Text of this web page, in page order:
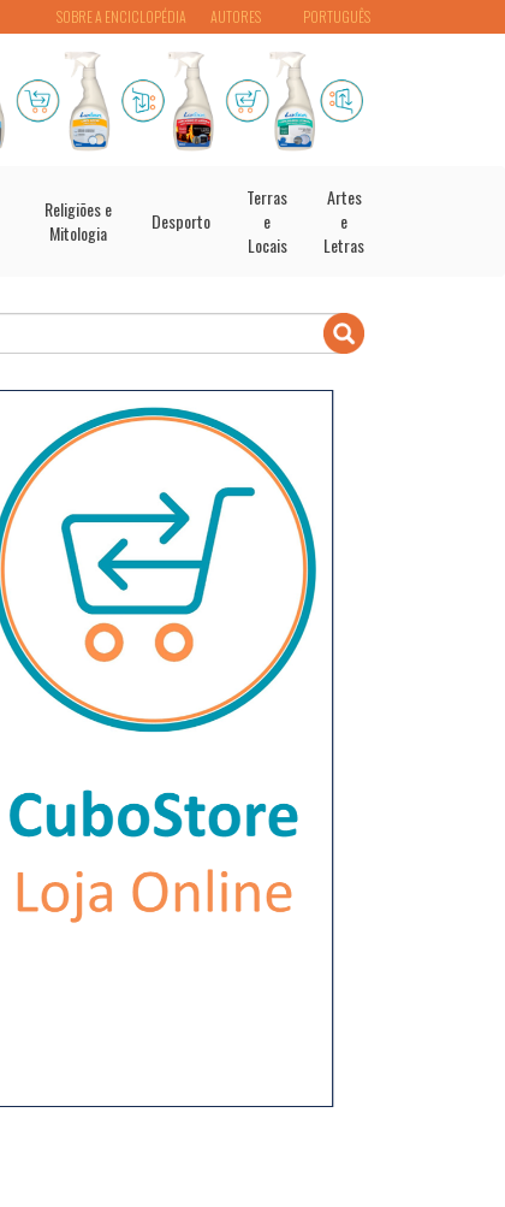
PORTUGUÊS
SOBRE A ENCICLOPÉDIA AUTORES
Religiões e
Mitologia
Desporto
Terras
e
Locais
Artes
e
Letras